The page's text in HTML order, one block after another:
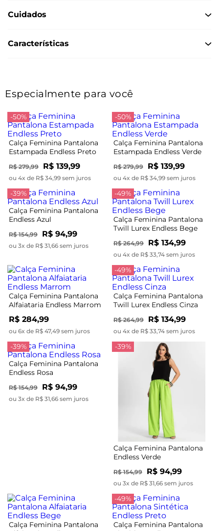
Cuidados
Características
Especialmente para você
-50%
Calça Feminina Pantalona
Estampada Endless Preto
R$ 279,99 R$ 139,99
ou 4x de R$ 34,99 sem juros
-50%
Calça Feminina Pantalona
Estampada Endless Verde
R$ 279,99 R$ 139,99
ou 4x de R$ 34,99 sem juros
-39%
Calça Feminina Pantalona
Endless Azul
R$ 154,99 R$ 94,99
ou 3x de R$ 31,66 sem juros
-49%
Calça Feminina Pantalona
Twill Lurex Endless Bege
R$ 264,99 R$ 134,99
ou 4x de R$ 33,74 sem juros
Calça Feminina Pantalona
Alfaiataria Endless Marrom
R$ 284,99
ou 6x de R$ 47,49 sem juros
-49%
Calça Feminina Pantalona
Twill Lurex Endless Cinza
R$ 264,99 R$ 134,99
ou 4x de R$ 33,74 sem juros
-39%
Calça Feminina Pantalona
Endless Rosa
R$ 154,99 R$ 94,99
ou 3x de R$ 31,66 sem juros
-39%
Calça Feminina Pantalona
Endless Verde
R$ 154,99 R$ 94,99
ou 3x de R$ 31,66 sem juros
Calça Feminina Pantalona
-49%
Calça Feminina Pantalona